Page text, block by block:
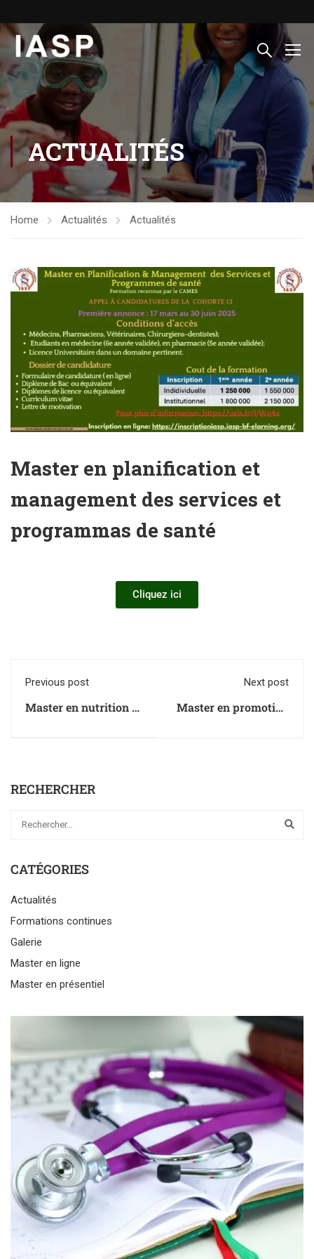
ACTUALITÉS
Home Actualités Actualités
Master en planification et
management des services et
programmas de santé
Cliquez ici
Previous post
Master en nutrition et
Next post
Master en promotion
RECHERCHER
CATÉGORIES
Actualités
Formations continues
Galerie
Master en ligne
Master en présentiel